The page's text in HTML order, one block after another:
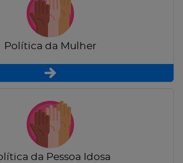
Política da Mulher
da Pessoa Idosa